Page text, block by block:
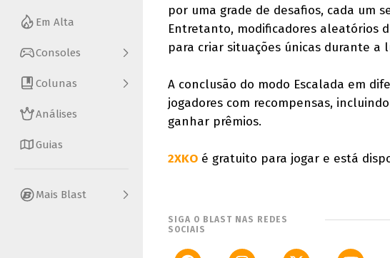
Em Alta
Consoles
Colunas
Análises
Guias
Mais Blast
por uma grade de desafios, cada um
Entretanto, modificadores aleatórios
para criar situações únicas durante a
A conclusão do modo Escalada em
jogadores com recompensas,
ganhar prêmios.
2XKO é gratuito para jogar e está
SIGA O BLAST NAS REDES
SOCIAIS